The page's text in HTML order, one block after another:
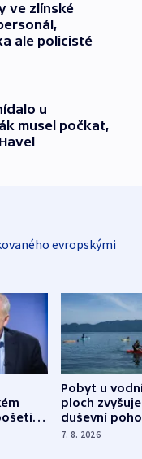
ve zlínské
ale policisté
u
musel počkat,
evropskými
Pobyt u
ploch zvyšuje
duševní
ukázala
7. 8. 2026